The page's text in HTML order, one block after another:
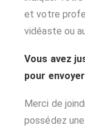
et votre
vidéaste ou
Vous avez
pour
Merci de
possédez